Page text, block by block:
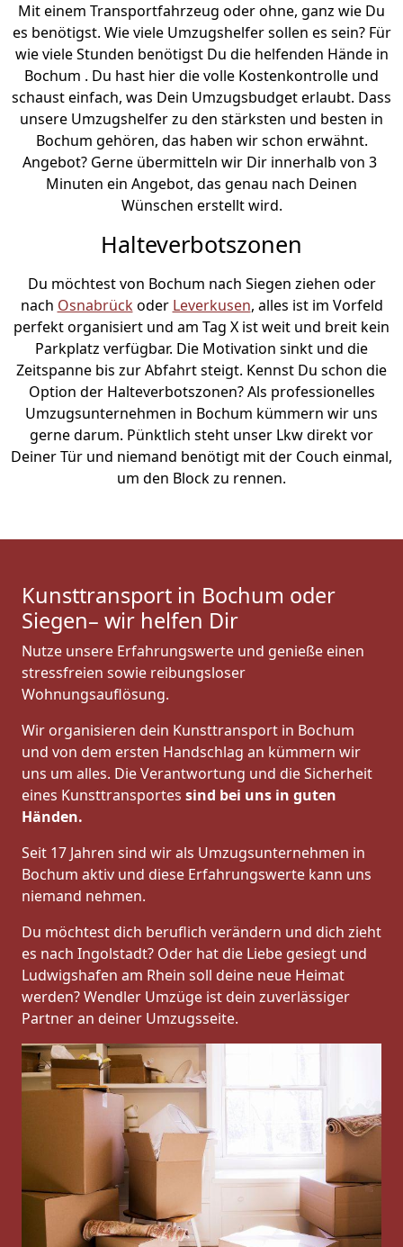
Mit einem Transportfahrzeug oder ohne, ganz wie Du
es benötigst. Wie viele Umzugshelfer sollen es sein? Für
wie viele Stunden benötigst Du die helfenden Hände in
Bochum . Du hast hier die volle Kostenkontrolle und
schaust einfach, was Dein Umzugsbudget erlaubt. Dass
unsere Umzugshelfer zu den stärksten und besten in
Bochum gehören, das haben wir schon erwähnt.
Angebot? Gerne übermitteln wir Dir innerhalb von 3
Minuten ein Angebot, das genau nach Deinen
Wünschen erstellt wird.
Halteverbotszonen
Du möchtest von Bochum nach Siegen ziehen oder
nach Osnabrückoder Leverkusen, alles ist im Vorfeld
perfekt organisiert und am Tag X ist weit und breit kein
Parkplatz verfügbar. Die Motivation sinkt und die
Zeitspanne bis zur Abfahrt steigt. Kennst Du schon die
Option der Halteverbotszonen? Als professionelles
Umzugsunternehmen in Bochum kümmern wir uns
gerne darum. Pünktlich steht unser Lkw direkt vor
Deiner Tür und niemand benötigt mit der Couch einmal,
um den Block zu rennen.
Kunsttransport in Bochum oder
Siegen– wir helfen Dir
Nutze unsere Erfahrungswerte und genieße einen
stressfreien sowie reibungsloser
Wohnungsauflösung.
Wir organisieren dein Kunsttransport in Bochum
und von dem ersten Handschlag an kümmern wir
uns um alles. Die Verantwortung und die Sicherheit
eines Kunsttransportes sind bei uns in guten
Händen.
Seit 17 Jahren sind wir als Umzugsunternehmen in
Bochum aktiv und diese Erfahrungswerte kann uns
niemand nehmen.
Du möchtest dich beruflich verändern und dich zieht
es nach Ingolstadt? Oder hat die Liebe gesiegt und
Ludwigshafen am Rhein soll deine neue Heimat
werden? Wendler Umzüge ist dein zuverlässiger
Partner an deiner Umzugsseite.